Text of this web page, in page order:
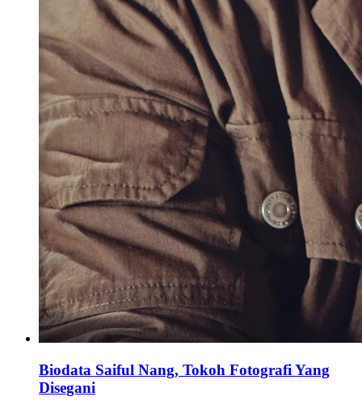
Biodata Saiful Nang, Tokoh Fotografi Yang
Disegani